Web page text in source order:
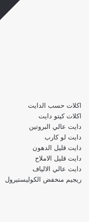
اكلات حسب الدايت
اكلات كيتو دايت
دايت عالي البروتين
دايت لو كارب
دايت قليل الدهون
دايت قليل الاملاح
دايت عالي الالياف
ريجيم منخفض الكوليستيرول